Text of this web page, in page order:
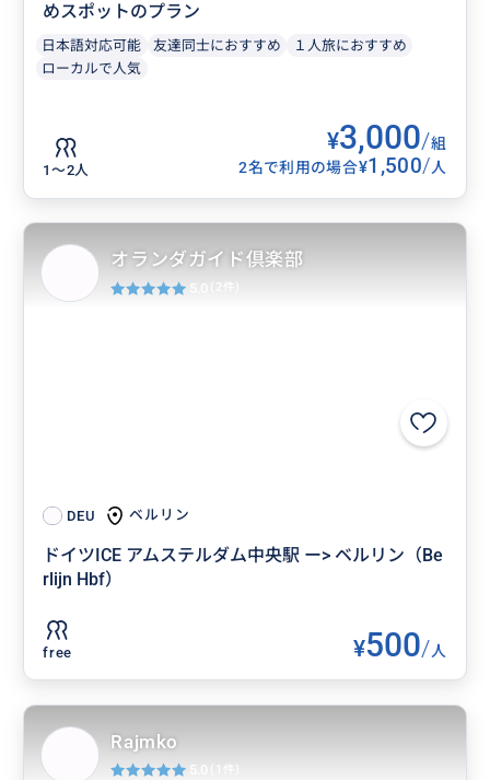
めスポットのプラン
日本語対応可能 友達同士におすすめ
１人旅におすすめ
ローカルで人気
1〜2人
¥3,000/組
2名で利用の場合¥1,500/人
DEU ベルリン
ドイツICE アムステルダム中央駅 ー> ベルリン（Be
rlijn Hbf）
free ¥500/人
オランダガイド倶楽部
5.0
Rajmko
5.0 (1件)